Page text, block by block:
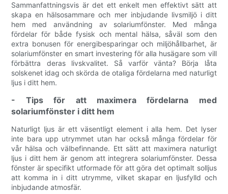
Sammanfattningsvis är det ett enkelt men effektivt sätt att
skapa en hälsosammare och mer inbjudande livsmiljö i ditt
hem med användning av solariumfönster. Med många
fördelar för både fysisk och mental hälsa, såväl som den
extra bonusen för energibesparingar och miljöhållbarhet, är
solariumfönster en smart investering för alla husägare som vill
förbättra deras livskvalitet. Så varför vänta? Börja låta
solskenet idag och skörda de otaliga fördelarna med naturligt
ljus i ditt hem.
- Tips för att maximera fördelarna med
solariumfönster i ditt hem
Naturligt ljus är ett väsentligt element i alla hem. Det lyser
inte bara upp utrymmet utan har också många fördelar för
vår hälsa och välbefinnande. Ett sätt att maximera naturligt
ljus i ditt hem är genom att integrera solariumfönster. Dessa
fönster är specifikt utformade för att göra det optimalt solljus
att komma in i ditt utrymme, vilket skapar en ljusfylld och
inbjudande atmosfär.